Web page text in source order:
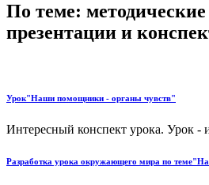
По теме: методические
презентации и
Урок"Наши помощники - органы чувств"
Интересный конспект урока. Урок -
Разработка урока окружающего мира по